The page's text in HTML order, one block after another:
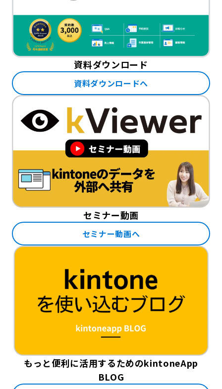
資料ダウンロード
資料ダウンロードへ
セミナー動画
セミナー動画へ
もっと便利に活用するためのkintoneApp
BLOG